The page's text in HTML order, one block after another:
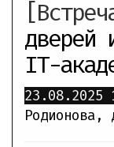
дверей
IT-
23.08.2025
Родионова,